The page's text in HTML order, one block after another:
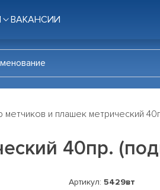
ВАКАНСИИ
метчиков и плашек метрический
40пр.
Артикул: 5429вт